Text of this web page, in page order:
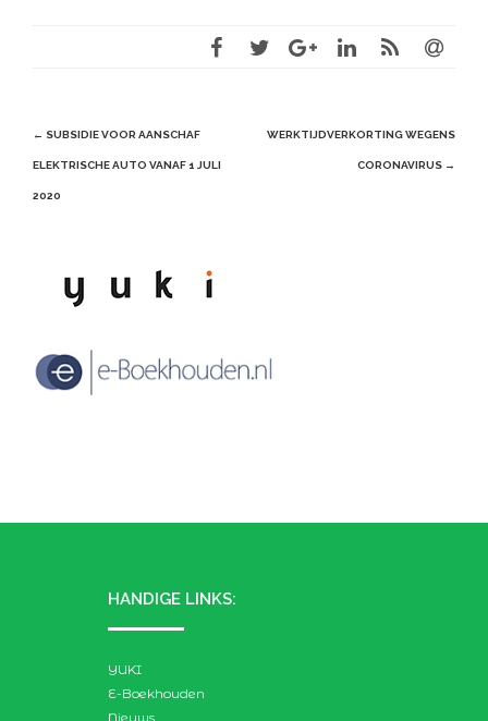
Post
navigation
← SUBSIDIE VOOR AANSCHAF
ELEKTRISCHE AUTO VANAF 1 JULI
2020
WERKTIJDVERKORTING WEGENS
CORONAVIRUS →
HANDIGE LINKS:
YUKI
E-Boekhouden
Nieuws